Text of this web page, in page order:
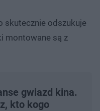
skutecznie odszukuje
montowane są z
gwiazd kina.
kto kogo